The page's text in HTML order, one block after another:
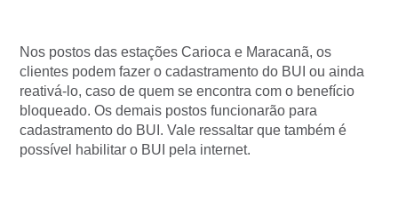
Nos postos das estações Carioca e Maracanã, os
clientes podem fazer o cadastramento do BUI ou ainda
reativá-lo, caso de quem se encontra com o benefício
bloqueado. Os demais postos funcionarão para
cadastramento do BUI. Vale ressaltar que também é
possível habilitar o BUI pela internet.